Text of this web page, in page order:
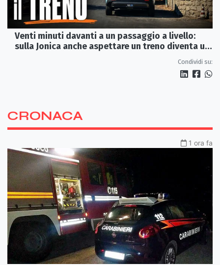
Venti minuti davanti a un passaggio a livello:
sulla Jonica anche aspettare un treno diventa un
Condividi su:
CRONACA
1 ora fa